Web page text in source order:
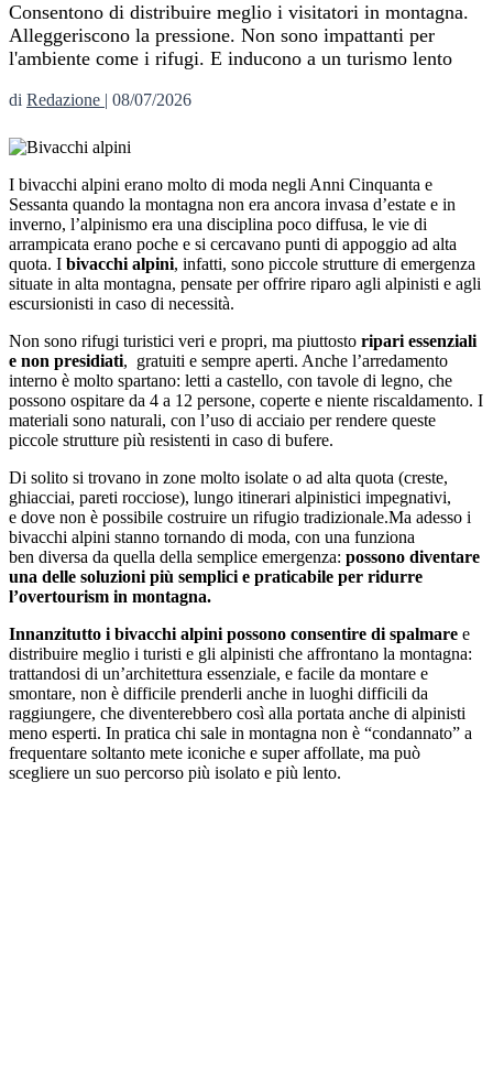
Consentono di distribuire meglio i visitatori in montagna.
Alleggeriscono la pressione. Non sono impattanti per
l'ambiente come i rifugi. E inducono a un turismo lento
di Redazione | 08/07/2026
I bivacchi alpini erano molto di moda negli Anni Cinquanta e
Sessanta quando la montagna non era ancora invasa d’estate e in
inverno, l’alpinismo era una disciplina poco diffusa, le vie di
arrampicata erano poche e si cercavano punti di appoggio ad alta
quota. I bivacchi alpini, infatti, sono piccole strutture di emergenza
situate in alta montagna, pensate per offrire riparo agli alpinisti e agli
escursionisti in caso di necessità.
Non sono rifugi turistici veri e propri, ma piuttosto ripari essenziali
e non presidiati, gratuiti e sempre aperti. Anche l’arredamento
interno è molto spartano: letti a castello, con tavole di legno, che
possono ospitare da 4 a 12 persone, coperte e niente riscaldamento. I
materiali sono naturali, con l’uso di acciaio per rendere queste
piccole strutture più resistenti in caso di bufere.
Di solito si trovano in zone molto isolate o ad alta quota (creste,
ghiacciai, pareti rocciose), lungo itinerari alpinistici impegnativi,
e dove non è possibile costruire un rifugio tradizionale.Ma adesso i
bivacchi alpini stanno tornando di moda, con una funziona
ben diversa da quella della semplice emergenza: possono diventare
una delle soluzioni più semplici e praticabile per ridurre
l’overtourism in montagna.
Innanzitutto i bivacchi alpini possono consentire di spalmare e
distribuire meglio i turisti e gli alpinisti che affrontano la montagna:
trattandosi di un’architettura essenziale, e facile da montare e
smontare, non è difficile prenderli anche in luoghi difficili da
raggiungere, che diventerebbero così alla portata anche di alpinisti
meno esperti. In pratica chi sale in montagna non è “condannato” a
frequentare soltanto mete iconiche e super affollate, ma può
scegliere un suo percorso più isolato e più lento.